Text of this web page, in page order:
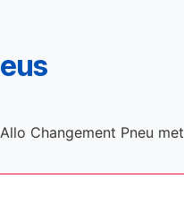
Changement Pneu met